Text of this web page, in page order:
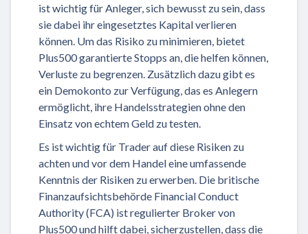
ist wichtig für Anleger, sich bewusst zu sein, dass
sie dabei ihr eingesetztes Kapital verlieren
können. Um das Risiko zu minimieren, bietet
Plus500 garantierte Stopps an, die helfen können,
Verluste zu begrenzen. Zusätzlich dazu gibt es
ein Demokonto zur Verfügung, das es Anlegern
ermöglicht, ihre Handelsstrategien ohne den
Einsatz von echtem Geld zu testen.
Es ist wichtig für Trader auf diese Risiken zu
achten und vor dem Handel eine umfassende
Kenntnis der Risiken zu erwerben. Die britische
Finanzaufsichtsbehörde Financial Conduct
Authority (FCA) ist regulierter Broker von
Plus500 und hilft dabei, sicherzustellen, dass die